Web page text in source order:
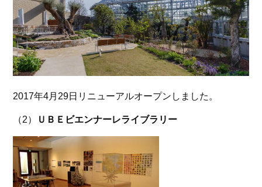
2017年4月29日リニューアルオープンしました。
（2） ＵＢＥビエンナーレライブラリー